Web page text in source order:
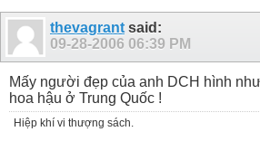
thevagrant said:
09-28-2006 06:39 PM
Mấy người đẹp của anh DCH hình
hoa hậu ở Trung Quốc !
Hiệp khí vi thượng sách.